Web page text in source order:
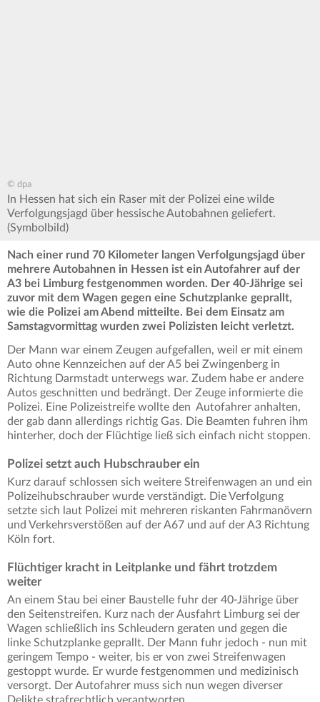
© dpa
In Hessen hat sich ein Raser mit der Polizei eine wilde
Verfolgungsjagd über hessische Autobahnen geliefert.
(Symbolbild)
Nach einer rund 70 Kilometer langen Verfolgungsjagd über
mehrere Autobahnen in Hessen ist ein Autofahrer auf der
A3 bei Limburg festgenommen worden. Der 40-Jährige sei
zuvor mit dem Wagen gegen eine Schutzplanke geprallt,
wie die Polizei am Abend mitteilte. Bei dem Einsatz am
Samstagvormittag wurden zwei Polizisten leicht verletzt.
Der Mann war einem Zeugen aufgefallen, weil er mit einem
Auto ohne Kennzeichen auf der A5 bei Zwingenberg in
Richtung Darmstadt unterwegs war. Zudem habe er andere
Autos geschnitten und bedrängt. Der Zeuge informierte die
Polizei. Eine Polizeistreife wollte den Autofahrer anhalten,
der gab dann allerdings richtig Gas. Die Beamten fuhren ihm
hinterher, doch der Flüchtige ließ sich einfach nicht stoppen.
Polizei setzt auch Hubschrauber ein
Kurz darauf schlossen sich weitere Streifenwagen an und ein
Polizeihubschrauber wurde verständigt. Die Verfolgung
setzte sich laut Polizei mit mehreren riskanten Fahrmanövern
und Verkehrsverstößen auf der A67 und auf der A3 Richtung
Köln fort.
Flüchtiger kracht in Leitplanke und fährt trotzdem
weiter
An einem Stau bei einer Baustelle fuhr der 40-Jährige über
den Seitenstreifen. Kurz nach der Ausfahrt Limburg sei der
Wagen schließlich ins Schleudern geraten und gegen die
linke Schutzplanke geprallt. Der Mann fuhr jedoch - nun mit
geringem Tempo - weiter, bis er von zwei Streifenwagen
gestoppt wurde. Er wurde festgenommen und medizinisch
versorgt. Der Autofahrer muss sich nun wegen diverser